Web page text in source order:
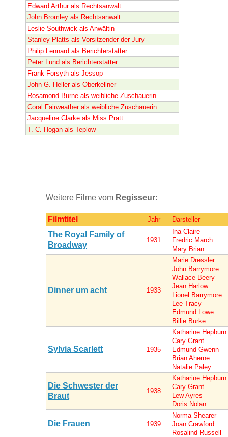
Edward Arthur als Rechtsanwalt
John Bromley als Rechtsanwalt
Leslie Southwick als Anwältin
Stanley Platts als Vorsitzender der Jury
Philip Lennard als Berichterstatter
Peter Lund als Berichterstatter
Frank Forsyth als Jessop
John G. Heller als Oberkellner
Rosamond Burne als weibliche Zuschauerin
Coral Fairweather als weibliche Zuschauerin
Jacqueline Clarke als Miss Pratt
T. C. Hogan als Teplow
Weitere Filme vom Regisseur:
Filmtitel Jahr Darsteller
The Royal Family of
Broadway
1931
Ina Claire
Fredric March
Mary Brian
Dinner um acht 1933
Marie Dressler
John Barrymore
Wallace Beery
Jean Harlow
Lionel Barrymore
Lee Tracy
Edmund Lowe
Billie Burke
Sylvia Scarlett 1935
Katharine Hepburn
Cary Grant
Edmund Gwenn
Brian Aherne
Natalie Paley
Die Schwester der
Braut
1938
Katharine Hepburn
Cary Grant
Lew Ayres
Doris Nolan
Die Frauen 1939
Norma Shearer
Joan Crawford
Rosalind Russell